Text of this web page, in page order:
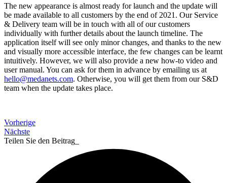
The new appearance is almost ready for launch and the update will
be made available to all customers by the end of 2021. Our Service
& Delivery team will be in touch with all of our customers
individually with further details about the launch timeline. The
application itself will see only minor changes, and thanks to the new
and visually more accessible interface, the few changes can be learnt
intuitively. However, we will also provide a new how-to video and
user manual. You can ask for them in advance by emailing us at
hello@medanets.com. Otherwise, you will get them from our S&D
team when the update takes place.
Vorherige
Nächste
Teilen Sie den Beitrag_